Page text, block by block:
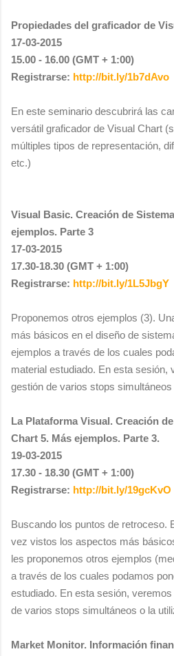
Propiedades del graficador de
17-03-2015
15.00 - 16.00 (GMT + 1:00)
Registrarse: http://bit.ly/1b7dAvo
En este seminario descubrirá las
versátil graficador de Visual Chart
múltiples tipos de representación,
etc.)
Visual Basic. Creación de
ejemplos. Parte 3
17-03-2015
17.30-18.30 (GMT + 1:00)
Registrarse: http://bit.ly/1L5JbgY
Proponemos otros ejemplos (3).
más básicos en el diseño de
ejemplos a través de los cuales
material estudiado. En esta
gestión de varios stops
La Plataforma Visual. Creación
Chart 5. Más ejemplos. Parte 3.
19-03-2015
17.30 - 18.30 (GMT + 1:00)
Registrarse: http://bit.ly/19gcKvO
Buscando los puntos de retroceso.
vez vistos los aspectos más
les proponemos otros ejemplos
a través de los cuales podamos
estudiado. En esta sesión,
de varios stops simultáneos o la
Market Monitor. Información